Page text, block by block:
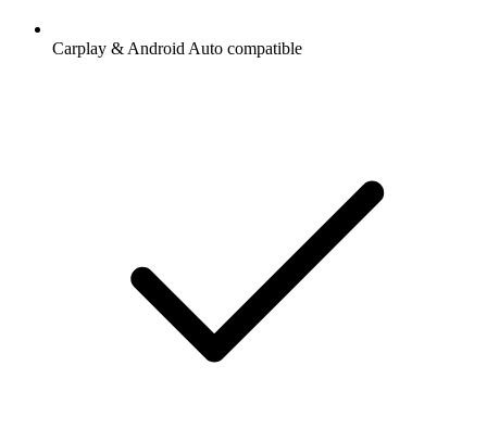
Carplay & Android Auto compatible